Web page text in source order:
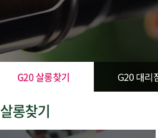
G20 살롱찾기 G20 대리
살롱찾기